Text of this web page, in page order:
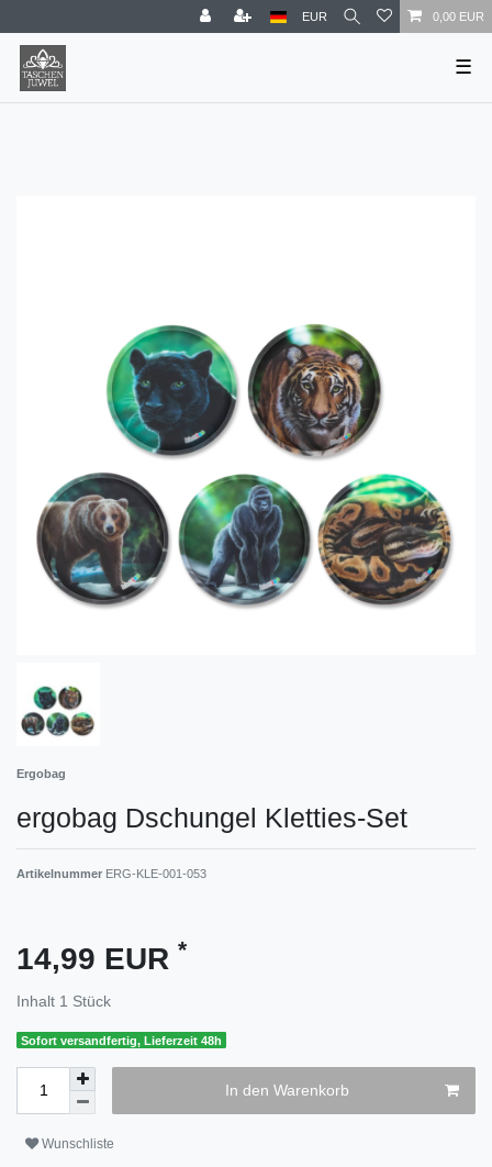
EUR 0,00 EUR
☰
Ergobag
ergobag Dschungel Kletties-Set
Artikelnummer ERG-KLE-001-053
14,99 EUR *
Inhalt 1 Stück
Sofort versandfertig, Lieferzeit 48h
In den Warenkorb
Wunschliste